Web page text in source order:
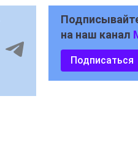
на наш канал
Подписаться